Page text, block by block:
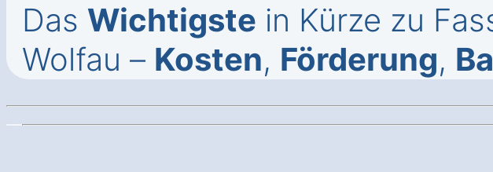
Das Wichtigste in Kürze zu
Wolfau – Kosten, Förderung,